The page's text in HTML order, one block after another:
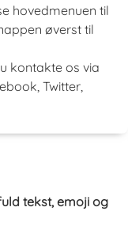
hovedmenuen til
øverst til
kontakte os via
Twitter,
tekst, emoji og